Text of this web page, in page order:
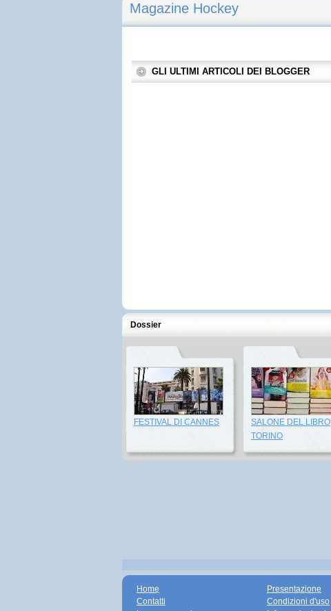
Magazine Hockey
GLI ULTIMI ARTICOLI DEI BLOGGER
Dossier
FESTIVAL DI CANNES
SALONE DEL LIBRO
TORINO
Home
Contatti
Presentazione
Condizioni d'uso